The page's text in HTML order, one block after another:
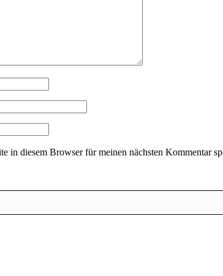
in diesem Browser für meinen nächsten Kommentar